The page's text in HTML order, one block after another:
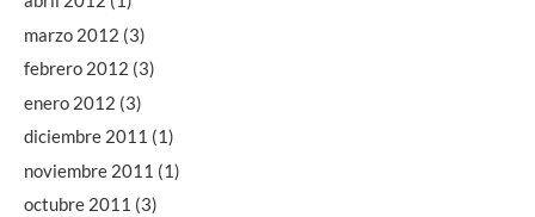
marzo 2012 (3)
febrero 2012 (3)
enero 2012 (3)
diciembre 2011 (1)
noviembre 2011 (1)
octubre 2011 (3)